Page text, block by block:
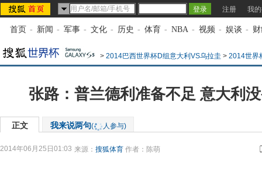
注册 我
首页 - 新闻 - 军事 - 文化 - 历史 - 体育 - NBA - 视频 - 娱谈 -
> 2014巴西世界杯D组意大利VS乌拉圭 > 2014世界
张路：普兰德利准备不足 意大利
正文 我来说两句( 人参与)
2014年06月25日01:03 来源： 搜狐体育 作者：陈萌